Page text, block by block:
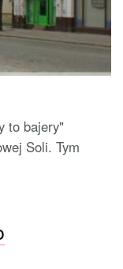
to bajery"
Soli. Tym